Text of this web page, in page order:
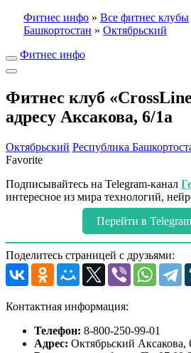
Фитнес инфо » Все фитнес клубы
Башкортостан » Октябрьский
Фитнес инфо
Фитнес клуб
адресу Аксакова, 6/1а
Октябрьский Республика
Favorite
Подписывайтесь на Telegram-канал
интересное из мира технологий,
Перейти в
Поделитесь страницей с друзьями:
Контактная информация:
Телефон: 8-800-250-99-01
Адрес: Октябрьский Аксакова,